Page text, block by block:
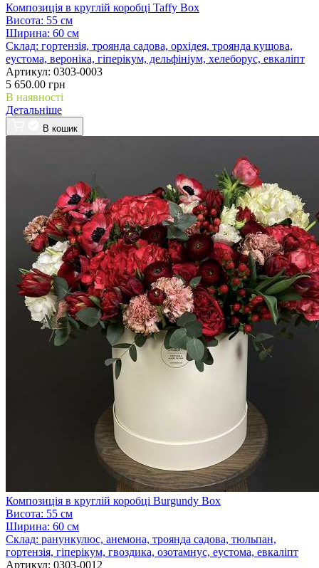
Композиція в круглій коробці Taffy Box
Висота: 55 см
Ширина: 60 см
Склад: гортензія, троянда садова, орхідея, троянда кущова,
еустома, вероніка, гіперікум, дельфініум, хелеборус, евкаліпт
Артикул: 0303-0003
5 650.00 грн
В наявності
Детальніше
В кошик
Композиція в круглій коробці Burgundy Box
Висота: 55 см
Ширина: 60 см
Склад: ранункулюс, анемона, троянда садова, тюльпан,
гортензія, гіперікум, гвоздика, озотамнус, еустома, евкаліпт
Артикул: 0303-0012